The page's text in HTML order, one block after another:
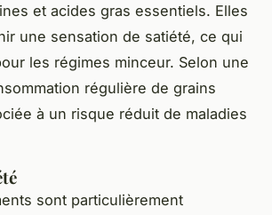
et acides gras essentiels. Elles
une sensation de satiété, ce qui
les régimes minceur. Selon une
régulière de grains
à un risque réduit de maladies
sont particulièrement